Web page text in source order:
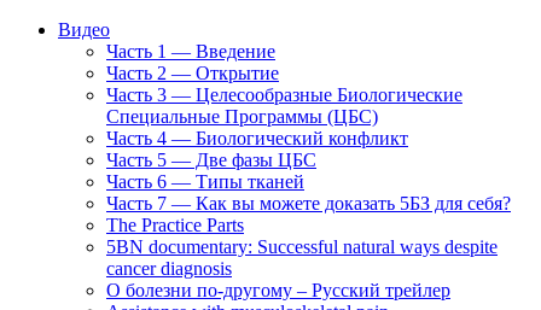
Видео
Часть 1 — Введение
Часть 2 — Открытие
Часть 3 — Целесообразные Биологические
Специальные Программы (ЦБС)
Часть 4 — Биологический конфликт
Часть 5 — Две фазы ЦБС
Часть 6 — Типы тканей
Часть 7 — Как вы можете доказать 5БЗ для себя?
The Practice Parts
5BN documentary: Successful natural ways despite
cancer diagnosis
О болезни по-другому – Русский трейлер